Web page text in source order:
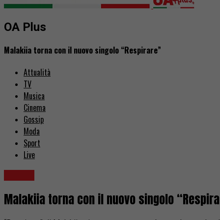
OA Plus
Malakiia torna con il nuovo singolo “Respirare”
Attualità
TV
Musica
Cinema
Gossip
Moda
Sport
Live
Malakiia torna con il nuovo singolo